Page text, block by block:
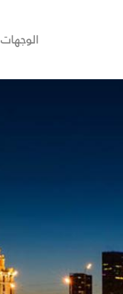
الوجهات